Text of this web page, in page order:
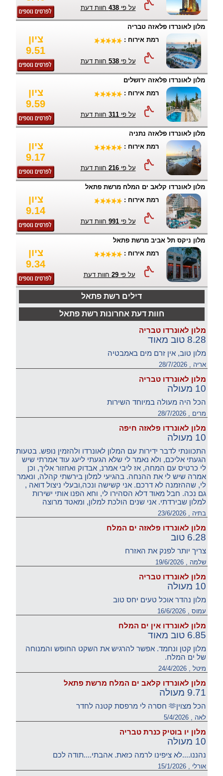
על פי438 חוות דעת
מלון לאונרדו פלאזה טבריה
ציון
9.51
רמת אירוח :
על פי538 חוות דעת
מלון לאונרדו פלאזה ירושלים
ציון
9.59
רמת אירוח :
על פי311 חוות דעת
מלון לאונרדו פלאזה נתניה
ציון
9.17
רמת אירוח :
על פי216 חוות דעת
מלון לאונרדו קלאב ים המלח מרשת פתאל
ציון
9.14
רמת אירוח :
על פי991 חוות דעת
מלון ניקס תל אביב מרשת פתאל
ציון
9.34
רמת אירוח :
על פי29 חוות דעת
דילים רשת פתאל
חוות דעת אחרונות רשת פתאל
מלון לאונרדו טבריה
8.28 טוב מאוד
מלון טוב, אין זרם מים באמבטיה
אריה , 28/7/2026
מלון לאונרדו טבריה
10 מעולה
הכל היה מעולה במיוחד השירות
מרים , 28/7/2026
מלון לאונרדו פלאזה חיפה
10 מעולה
התכוונתי לדבר ידירות עם המלון לאונרדו ולהזמין נופש. בטעות
הגעתי אליכם, ולא נאמר לי שלא הגעתי ליעג עוד אמרתי שיש
לי כרטיס עם המחה, אז ליבי אמרנ, אבדוק ואחזור אליך, וכן
אמרה שיש לי את ההנחה. בהגיעי למלון בירשתי קהלה, ונאמר
לי, שההזמנה לא דרכם. אני קשישה ונכה,ובעלי ניצול דואה ,
גם נכה. חבל מאוד דלא הסהירו לי, וחא הפנו אותי ישירות
למלון שבירדתי. אני שנים הולכת למלון, ומאטד מרוצה
בתיה , 23/6/2026
מלון לאונרדו פלאזה ים המלח
6.28 טוב
צריך יותר לפנק את האזרח
שלמה , 19/6/2026
מלון לאונרדו טבריה
10 מעולה
מלון נהדר אוכל טעים יחס טוב
עמוס , 16/6/2026
מלון לאונרדו אין ים המלח
6.85 טוב מאוד
מלון קטן ונחמד. אפשר להרגיש את השקט החופש והמנוחה
של ים המלח.
מיטל , 24/4/2026
מלון לאונרדו קלאב ים המלח מרשת פתאל
9.71 מעולה
הכל מצוין🫶 חסרה לי מרפסת קטנה לחדר
לאה , 5/4/2026
מלון יו בוטיק כנרת טבריה
10 מעולה
נהננו....לא ציפינו לרמה כזאת. אהבתי....תודה לכם
אורלי , 15/1/2026